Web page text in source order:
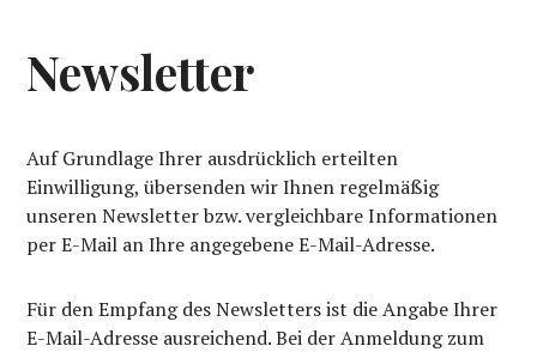
Newsletter
Auf Grundlage Ihrer ausdrücklich erteilten
Einwilligung, übersenden wir Ihnen regelmäßig
unseren Newsletter bzw. vergleichbare Informationen
per E-Mail an Ihre angegebene E-Mail-Adresse.
Für den Empfang des Newsletters ist die Angabe Ihrer
E-Mail-Adresse ausreichend. Bei der Anmeldung zum